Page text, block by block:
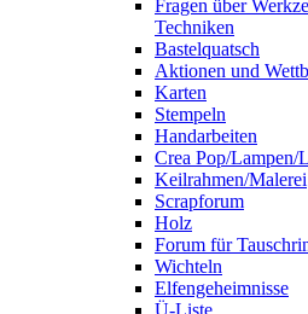
Fragen über
Techniken
Bastelquatsch
Aktionen und
Karten
Stempeln
Handarbeiten
Crea Pop/Lampen/
Keilrahmen/Malerei
Scrapforum
Holz
Forum für
Wichteln
Elfengeheimnisse
Ü-Liste